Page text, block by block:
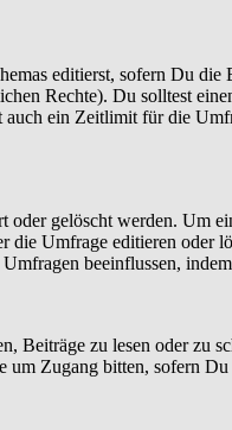
editierst, sofern Du
Rechte). Du solltest
ein Zeitlimit für die
gelöscht werden. Um
Umfrage editieren oder
beeinflussen,
zu lesen oder zu
Zugang bitten, sofern